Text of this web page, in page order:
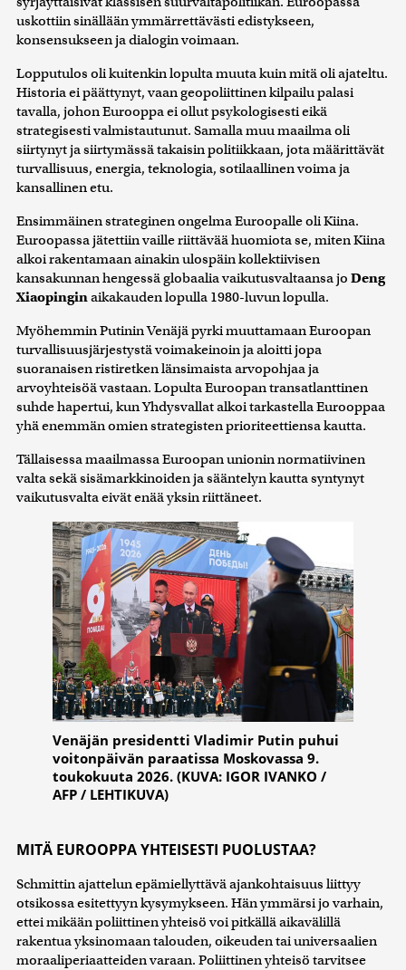
uskottiin sinällään ymmärrettävästi edistykseen,
konsensukseen ja dialogin voimaan.
Lopputulos oli kuitenkin lopulta muuta kuin mitä oli ajateltu.
Historia ei päättynyt, vaan geopoliittinen kilpailu palasi
tavalla, johon Eurooppa ei ollut psykologisesti eikä
strategisesti valmistautunut. Samalla muu maailma oli
siirtynyt ja siirtymässä takaisin politiikkaan, jota määrittävät
turvallisuus, energia, teknologia, sotilaallinen voima ja
kansallinen etu.
Ensimmäinen strateginen ongelma Euroopalle oli Kiina.
Euroopassa jätettiin vaille riittävää huomiota se, miten Kiina
alkoi rakentamaan ainakin ulospäin kollektiivisen
kansakunnan hengessä globaalia vaikutusvaltaansa jo Deng
Xiaopinginaikakauden lopulla 1980-luvun lopulla.
Myöhemmin Putinin Venäjä pyrki muuttamaan Euroopan
turvallisuusjärjestystä voimakeinoin ja aloitti jopa
suoranaisen ristiretken länsimaista arvopohjaa ja
arvoyhteisöä vastaan. Lopulta Euroopan transatlanttinen
suhde hapertui, kun Yhdysvallat alkoi tarkastella Eurooppaa
yhä enemmän omien strategisten prioriteettiensa kautta.
Tällaisessa maailmassa Euroopan unionin normatiivinen
valta sekä sisämarkkinoiden ja sääntelyn kautta syntynyt
vaikutusvalta eivät enää yksin riittäneet.
Venäjän presidentti Vladimir Putin puhui
voitonpäivän paraatissa Moskovassa 9.
toukokuuta 2026. (KUVA: IGOR IVANKO /
AFP / LEHTIKUVA)
MITÄ EUROOPPA YHTEISESTI PUOLUSTAA?
Schmittin ajattelun epämiellyttävä ajankohtaisuus liittyy
otsikossa esitettyyn kysymykseen. Hän ymmärsi jo varhain,
ettei mikään poliittinen yhteisö voi pitkällä aikavälillä
rakentua yksinomaan talouden, oikeuden tai universaalien
moraaliperiaatteiden varaan. Poliittinen yhteisö tarvitsee